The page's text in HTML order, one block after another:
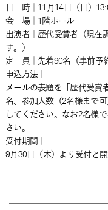
日 時｜11月14日（日）
会 場｜1階ホール
出演者｜歴代受賞者（現在
す。）
定 員｜先着90名（事前予約
申込方法｜
メールの表題を「歴代受賞
名、参加人数（2名様まで
してください。なお2名様
さい。
受付期間｜
9月30日（木）より受付と